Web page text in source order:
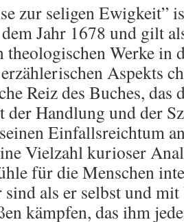
zur seligen Ewigkeit”
Jahr 1678 und gilt
theologischen Werke in
Aspekts
Reiz des Buches,
der Handlung und der
Einfallsreichtum
Vielzahl kurioser
für die Menschen
als er selbst und
kämpfen, das ihm